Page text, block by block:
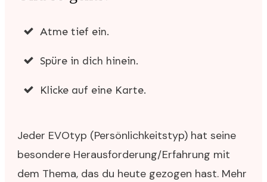
Atme tief ein.
Spüre in dich hinein.
Klicke auf eine Karte.
Jeder EVOtyp (Persönlichkeitstyp) hat seine
besondere Herausforderung/Erfahrung mit
dem Thema, das du heute gezogen hast. Mehr